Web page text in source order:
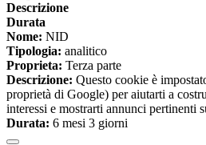
Descrizione
Durata
Nome: NID
Tipologia: analitico
Proprieta: Terza parte
Descrizione: Questo cookie è
proprietà di Google) per aiutarti a
interessi e mostrarti annunci pertinenti
Durata: 6 mesi 3 giorni